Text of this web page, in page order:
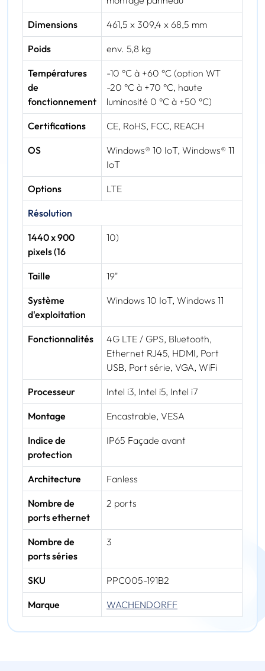
Dimensions 461,5 x 309,4 x 68,5 mm
Poids env. 5,8 kg
Températures
de
fonctionnement
-10 °C à +60 °C (option WT
-20 °C à +70 °C, haute
luminosité 0 °C à +50 °C)
Certifications CE, RoHS, FCC, REACH
OS
Windows® 10 IoT, Windows® 11
IoT
Options LTE
Résolution
1440 x 900
pixels (16
10)
Taille 19"
Système
d'exploitation
Windows 10 IoT, Windows 11
Fonctionnalités
4G LTE / GPS, Bluetooth,
Ethernet RJ45, HDMI, Port
USB, Port série, VGA, WiFi
Processeur Intel i3, Intel i5, Intel i7
Montage Encastrable, VESA
Indice de
protection
IP65 Façade avant
Architecture Fanless
Nombre de
ports ethernet
2 ports
Nombre de
ports séries
3
SKU PPC005-191B2
Marque WACHENDORFF